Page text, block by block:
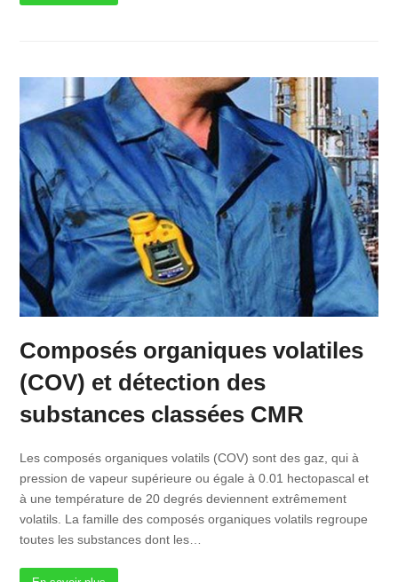
Composés organiques volatiles
(COV) et détection des
substances classées CMR
Les composés organiques volatils (COV) sont des gaz, qui à
pression de vapeur supérieure ou égale à 0.01 hectopascal et
à une température de 20 degrés deviennent extrêmement
volatils. La famille des composés organiques volatils regroupe
toutes les substances dont les…